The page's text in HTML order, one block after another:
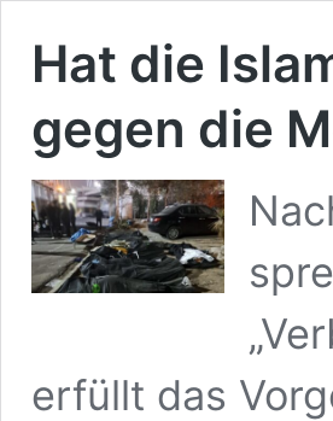
Hat die
gegen die
erfüllt das